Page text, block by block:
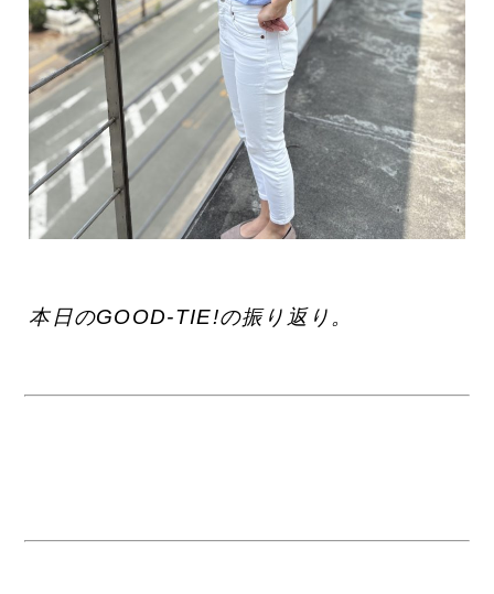
本日のGOOD-TIE!の振り返り。